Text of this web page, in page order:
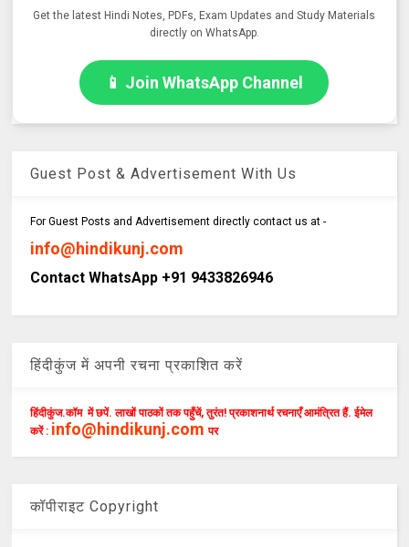
Get the latest Hindi Notes, PDFs, Exam Updates and Study Materials
directly on WhatsApp.
📱 Join WhatsApp Channel
Guest Post & Advertisement With Us
For Guest Posts and Advertisement directly contact us at -
info@hindikunj.com
Contact WhatsApp +91 9433826946
हिंदीकुंज में अपनी रचना प्रकाशित करें
हिंदीकुंज.कॉम में छपें. लाखों पाठकों तक पहुँचें, तुरंत! प्रकाशनार्थ रचनाएँ आमंत्रित हैं. ईमेल
करें : info@hindikunj.com पर
कॉपीराइट Copyright